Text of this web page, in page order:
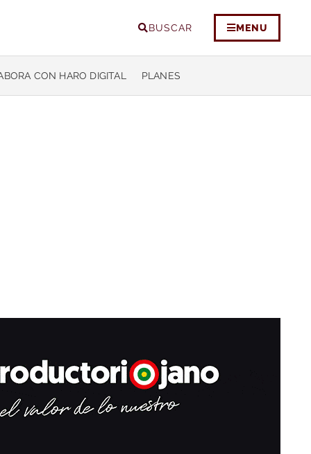
BUSCAR MENU
CON HARO DIGITAL PLANES